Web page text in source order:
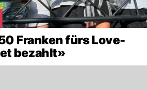
Franken fürs Love-
bezahlt»